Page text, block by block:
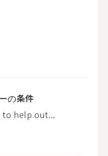
の条件
to help out...